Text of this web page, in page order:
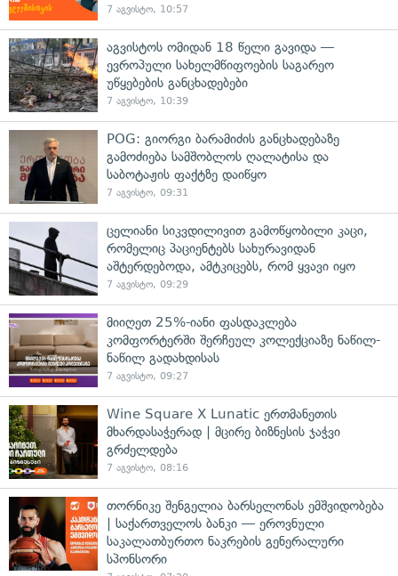
7 აგვისტო, 10:57
აგვისტოს ომიდან 18 წელი გავიდა —
ევროპული სახელმწიფოების საგარეო
უწყებების განცხადებები
7 აგვისტო, 10:39
POG: გიორგი ბარამიძის განცხადებაზე
გამოძიება სამშობლოს ღალატისა და
საბოტაჟის ფაქტზე დაიწყო
7 აგვისტო, 09:31
ცელიანი სიკვდილივით გამოწყობილი კაცი,
რომელიც პაციენტებს სახურავიდან
აშტერდებოდა, ამტკიცებს, რომ ყვავი იყო
7 აგვისტო, 09:29
მიიღეთ 25%-იანი ფასდაკლება
კომფორტერში შერჩეულ კოლექციაზე ნაწილ-
ნაწილ გადახდისას
7 აგვისტო, 09:27
Wine Square X Lunatic ერთმანეთის
მხარდასაჭერად | მცირე ბიზნესის ჯაჭვი
გრძელდება
7 აგვისტო, 08:16
თორნიკე შენგელია ბარსელონას ემშვიდობება
| საქართველოს ბანკი — ეროვნული
საკალათბურთო ნაკრების გენერალური
სპონსორი